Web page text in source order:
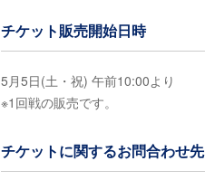
チケット販売開始日時
5月5日(土・祝) 午前10:00より
※1回戦の販売です。
チケットに関するお問合わせ先